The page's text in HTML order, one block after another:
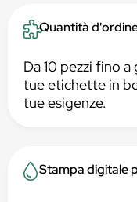
Quantità
Da 10 pezzi fino
tue etichette in
tue esigenze.
Stampa digitale